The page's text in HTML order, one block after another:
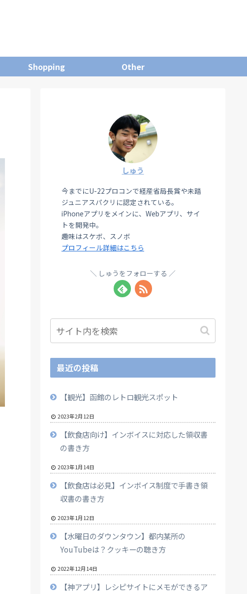
Shopping Other
しゅう
今までにU-22プロコンで経産省局長賞や未踏
ジュニアスパクリに認定されている。
iPhoneアプリをメインに、Webアプリ、サイ
トを開発中。
趣味はスケボ、スノボ
プロフィール詳細はこちら
しゅうをフォローする
最近の投稿
【観光】函館のレトロ観光スポット
2023年2月12日
【飲食店向け】インボイスに対応した領収書
の書き方
2023年1月14日
【飲食店は必見】インボイス制度で手書き領
収書の書き方
2023年1月12日
【水曜日のダウンタウン】都内某所の
YouTubeは？クッキーの聴き方
2022年12月14日
【神アプリ】レシピサイトにメモができるア